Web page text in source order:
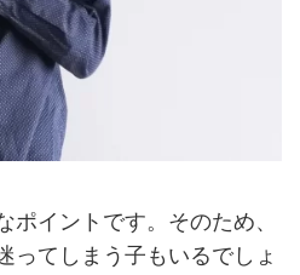
ポイントです。そのため、
ってしまう子もいるでしょ